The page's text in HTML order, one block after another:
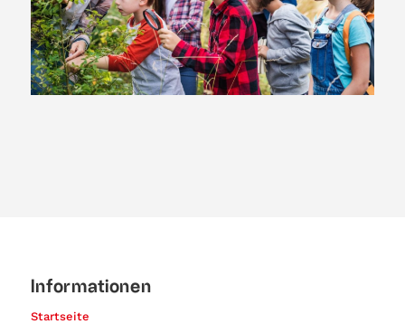
Informationen
Startseite